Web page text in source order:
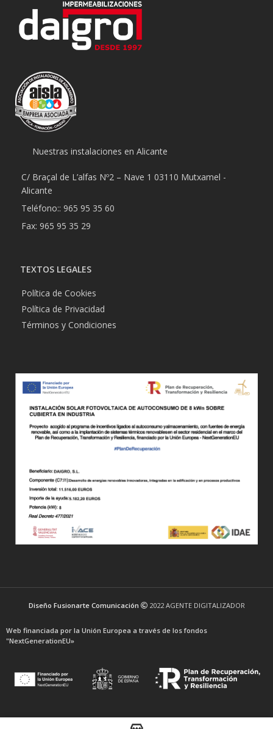
Nuestras instalaciones en Alicante
C/ Braçal de L’alfas Nº2 – Nave 1 03110 Mutxamel -
Alicante
Teléfono:: 965 95 35 60
Fax: 965 95 35 29
TEXTOS LEGALES
Política de Cookies
Política de Privacidad
Términos y Condiciones
Diseño Fusionarte Comunicación 2022 AGENTE DIGITALIZADOR
Web financiada por la Unión Europea a través de los fondos
"NextGenerationEU»